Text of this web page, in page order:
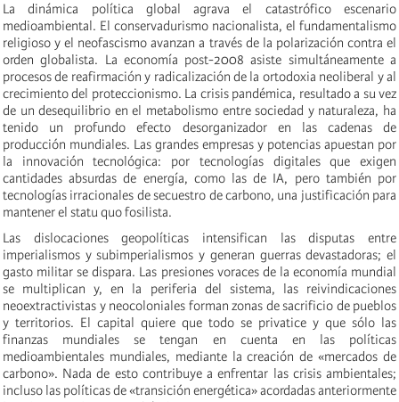
La dinámica política global agrava el catastrófico escenario
medioambiental. El conservadurismo nacionalista, el fundamentalismo
religioso y el neofascismo avanzan a través de la polarización contra el
orden globalista. La economía post-2008 asiste simultáneamente a
procesos de reafirmación y radicalización de la ortodoxia neoliberal y al
crecimiento del proteccionismo. La crisis pandémica, resultado a su vez
de un desequilibrio en el metabolismo entre sociedad y naturaleza, ha
tenido un profundo efecto desorganizador en las cadenas de
producción mundiales. Las grandes empresas y potencias apuestan por
la innovación tecnológica: por tecnologías digitales que exigen
cantidades absurdas de energía, como las de IA, pero también por
tecnologías irracionales de secuestro de carbono, una justificación para
mantener el statu quo fosilista.
Las dislocaciones geopolíticas intensifican las disputas entre
imperialismos y subimperialismos y generan guerras devastadoras; el
gasto militar se dispara. Las presiones voraces de la economía mundial
se multiplican y, en la periferia del sistema, las reivindicaciones
neoextractivistas y neocoloniales forman zonas de sacrificio de pueblos
y territorios. El capital quiere que todo se privatice y que sólo las
finanzas mundiales se tengan en cuenta en las políticas
medioambientales mundiales, mediante la creación de «mercados de
carbono». Nada de esto contribuye a enfrentar las crisis ambientales;
incluso las políticas de «transición energética» acordadas anteriormente